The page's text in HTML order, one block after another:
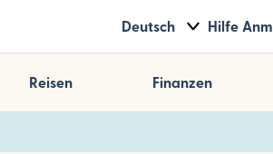
Deutsch Hilfe
Reisen Finanzen